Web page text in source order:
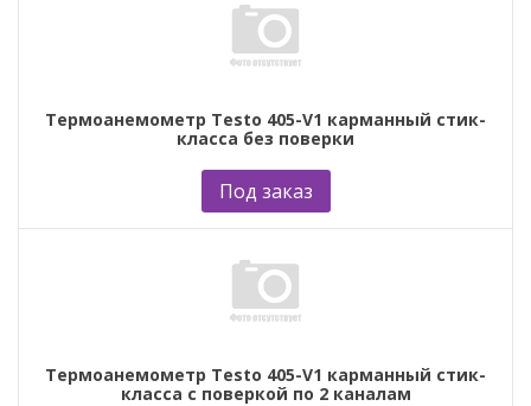
Термоанемометр Testo 405-V1 карманный стик-
класса без поверки
Под заказ
Термоанемометр Testo 405-V1 карманный стик-
класса с поверкой по 2 каналам